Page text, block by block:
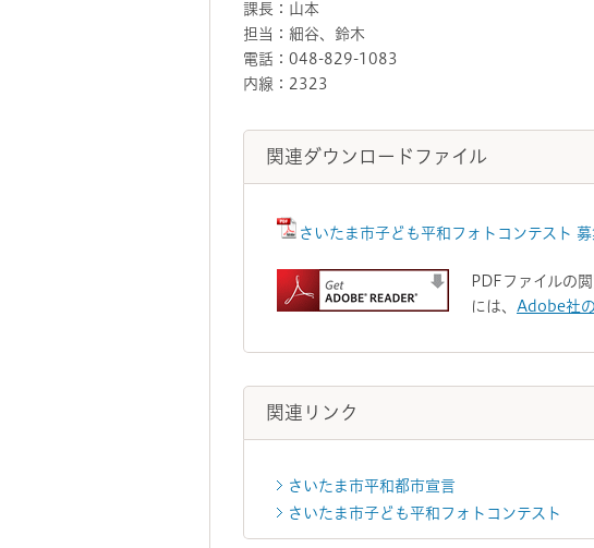
課長：山本
担当：細谷、鈴木
電話：048-829-1083
内線：2323
関連ダウンロードファイル
さいたま市子ども平和フォトコンテスト
PDFファイルの
には、 Adobe社
関連リンク
さいたま市平和都市宣言
さいたま市子ども平和フォトコンテスト